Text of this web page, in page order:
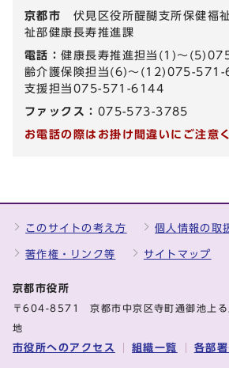
京都市 伏見区役所醍醐支所保健福
祉部健康長寿推進課
電話：健康長寿推進担当(1)～
齢介護保険担当(6)～(12)075-
支援担当075-571-6144
ファックス： 075-573-3785
お電話の際はお掛け間違いにご注意
このサイトの考え方 個人情報の取
著作権・リンク等 サイトマップ
京都市役所
〒604-8571 京都市中京区寺町通御池上る
地
市役所へのアクセス 組織一覧 各部